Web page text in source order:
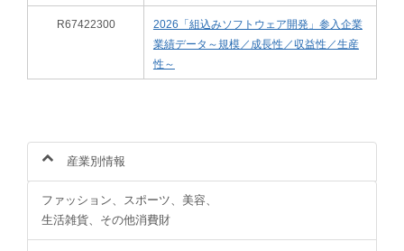
R67422300
2026「組込みソフトウェア開発」参入企業
業績データ～規模／成長性／収益性／生産
性～
産業別情報
ファッション、スポーツ、美容、
生活雑貨、その他消費財